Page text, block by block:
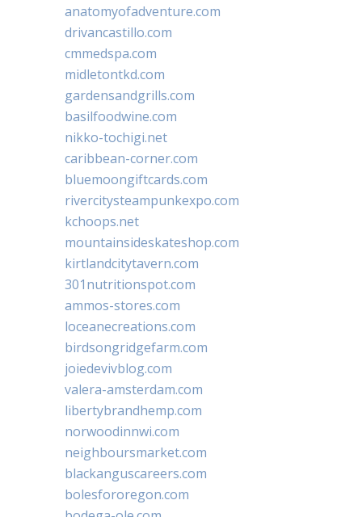
anatomyofadventure.com
drivancastillo.com
cmmedspa.com
midletontkd.com
gardensandgrills.com
basilfoodwine.com
nikko-tochigi.net
caribbean-corner.com
bluemoongiftcards.com
rivercitysteampunkexpo.com
kchoops.net
mountainsideskateshop.com
kirtlandcitytavern.com
301nutritionspot.com
ammos-stores.com
loceanecreations.com
birdsongridgefarm.com
joiedevivblog.com
valera-amsterdam.com
libertybrandhemp.com
norwoodinnwi.com
neighboursmarket.com
blackanguscareers.com
bolesfororegon.com